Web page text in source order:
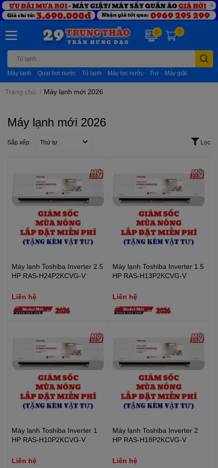
Máy lạnh Quạt hơi nước Tủ lạnh Máy lọc nước Tivi Máy giặt
0 0
Trang chủ / Máy lạnh mới 2026
Máy lạnh mới 2026
Sắp xếp: Thứ tự Lọc
Máy lạnh Toshiba Inverter 2.5
HP RAS-H24P2KCVG-V
Liên hệ
Máy lạnh Toshiba Inverter 1.5
HP RAS-H13P2KCVG-V
Liên hệ
Máy lạnh Toshiba Inverter 1
HP RAS-H10P2KCVG-V
Liên hệ
Máy lạnh Toshiba Inverter 2
HP RAS-H18P2KCVG-V
Liên hệ